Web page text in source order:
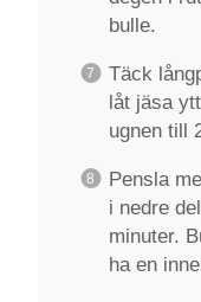
bulle.
Täck
låt jäsa
ugnen till
Pensla
i nedre
minuter.
ha en